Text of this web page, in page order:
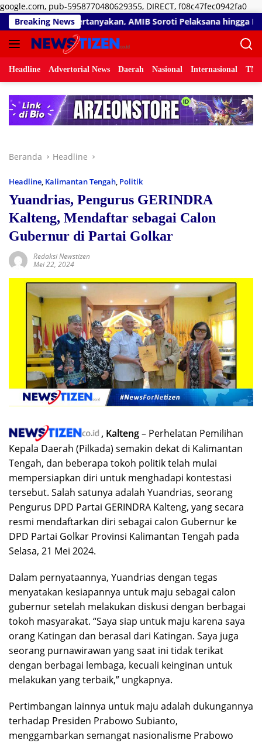
google.com, pub-5958770480629355, DIRECT, f08c47fec0942fa0
ke
Breaking News
AMIB Soroti Pelaksana hingga Progres Pekerjaan
Headline Advertorial News Daerah Nasional Internasional
Beranda Headline
Headline, Kalimantan Tengah, Politik
Yuandrias, Pengurus GERINDRA
Kalteng, Mendaftar sebagai Calon
Gubernur di Partai Golkar
Redaksi Newstizen
Mei 22, 2024
, Kalteng– Perhelatan Pemilihan
Kepala Daerah (Pilkada) semakin dekat di Kalimantan
Tengah, dan beberapa tokoh politik telah mulai
mempersiapkan diri untuk menghadapi kontestasi
tersebut. Salah satunya adalah Yuandrias, seorang
Pengurus DPD Partai GERINDRA Kalteng, yang secara
resmi mendaftarkan diri sebagai calon Gubernur ke
DPD Partai Golkar Provinsi Kalimantan Tengah pada
Selasa, 21 Mei 2024.
Dalam pernyataannya, Yuandrias dengan tegas
menyatakan kesiapannya untuk maju sebagai calon
gubernur setelah melakukan diskusi dengan berbagai
tokoh masyarakat. “Saya siap untuk maju karena saya
orang Katingan dan berasal dari Katingan. Saya juga
seorang purnawirawan yang saat ini tidak terikat
dengan berbagai lembaga, kecuali keinginan untuk
melakukan yang terbaik,” ungkapnya.
Pertimbangan lainnya untuk maju adalah dukungannya
terhadap Presiden Prabowo Subianto,
menggambarkan semangat nasionalisme Prabowo